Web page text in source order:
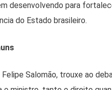
desenvolvendo para
do Estado brasileiro.
Salomão, trouxe ao